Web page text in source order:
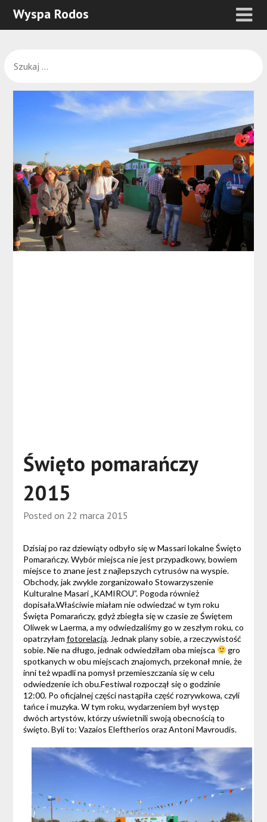
Wyspa Rodos
Święto pomarańczy
2015
Posted on 22 marca 2015
Dzisiaj po raz dziewiąty odbyło się w Massari lokalne Święto
Pomarańczy. Wybór miejsca nie jest przypadkowy, bowiem
miejsce to znane jest z najlepszych cytrusów na wyspie.
Obchody, jak zwykle zorganizowało Stowarzyszenie
Kulturalne Masari „KAMIROU”. Pogoda również
dopisała.Właściwie miałam nie odwiedzać w tym roku
Święta Pomarańczy, gdyż zbiegła się w czasie ze Świętem
Oliwek w Laerma, a my odwiedzaliśmy go w zeszłym roku, co
opatrzyłam fotorelacją. Jednak plany sobie, a rzeczywistość
sobie. Nie na długo, jednak odwiedziłam oba miejsca
gro
spotkanych w obu miejscach znajomych, przekonał mnie, że
inni też wpadli na pomysł przemieszczania się w celu
odwiedzenie ich obu.Festiwal rozpoczął się o godzinie
12:00. Po oficjalnej części nastąpiła część rozrywkowa, czyli
tańce i muzyka. W tym roku, wydarzeniem był występ
dwóch artystów, którzy uświetnili swoją obecnością to
święto. Byli to: Vazaios Eleftherios oraz Antoni Mavroudis.